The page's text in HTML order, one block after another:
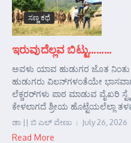
ಸಣ್ಣ ಕಥೆ
ಇರುವುದೆಲ್ಲವ ಬಿಟ್ಟು………
ಅವಳು ಯಾವ ಹುಡುಗರ ಜೊತ ನಿಂತು
ಹುಡುಗರು ವಿಲನ್‌ಗಳಂತೆಯೇ
ಲೆಕ್ಚರರ್‌ಗಳು ಪಾಠ ಮಾಡುವ ವೈಖರಿ
ಕೇಳಲಾಗದೆ ಶ್ರೀಯ ಹೊಟ್ಟೆಯಲೆಲ್ಲಾ
ಡಾ || ಬಿ ಎಲ್ ವೇಣು July 26, 2026
Read More